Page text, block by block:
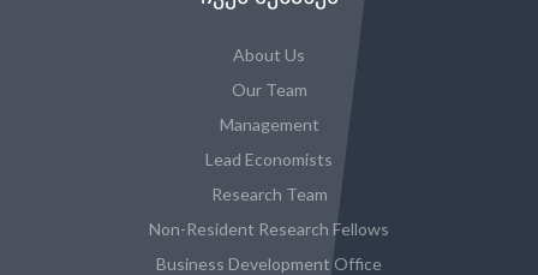
About Us
Our Team
Management
Lead Economists
Research Team
Non-Resident Research Fellows
Business Development Office